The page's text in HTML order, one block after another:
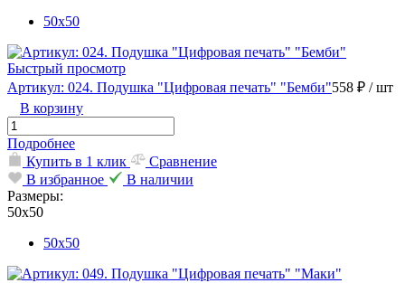
50х50
Быстрый просмотр
Артикул: 024. Подушка "Цифровая печать" "Бемби"558 ₽ / шт
В корзину
Подробнее
Купить в 1 клик
Сравнение
В избранное
В наличии
Размеры:
50х50
50х50